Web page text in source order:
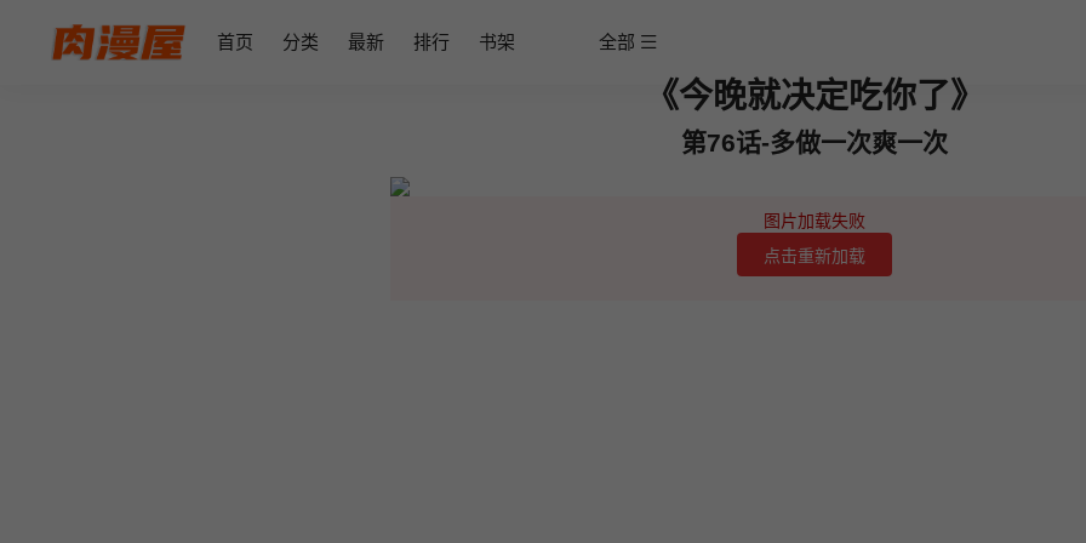
首页 分类 最新 排行 书架 全部
《今晚就决定吃你了》
第76话-多做一次爽一次
图片加载失败
点击重新加载